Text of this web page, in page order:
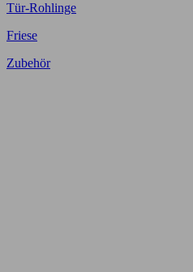
Tür-Rohlinge
Friese
Zubehör